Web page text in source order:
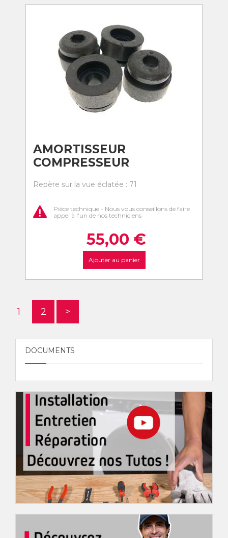
AMORTISSEUR
COMPRESSEUR
Repère sur la vue éclatée : 71
Pièce technique - Nous vous conseillons de faire
appel à l'un de nos techniciens
55,00 €
Ajouter au panier
1 2 >
DOCUMENTS